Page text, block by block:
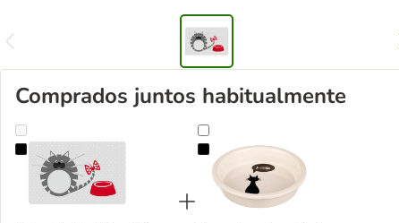
Comprados juntos habitualmente
Alfombrilla para comederos MimiComedero de cerámica Trixie hondo